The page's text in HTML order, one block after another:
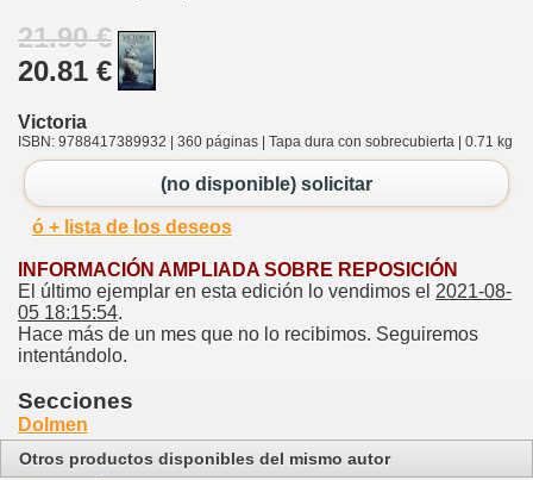
21.90 €
20.81 €
Victoria
ISBN: 9788417389932 | 360 páginas | Tapa dura con sobrecubierta | 0.71 kg
(no disponible) solicitar
ó + lista de los deseos
INFORMACIÓN AMPLIADA SOBRE REPOSICIÓN
El último ejemplar en esta edición lo vendimos el 2021-08-
05 18:15:54.
Hace más de un mes que no lo recibimos. Seguiremos
intentándolo.
Secciones
Dolmen
Otros productos disponibles del mismo autor